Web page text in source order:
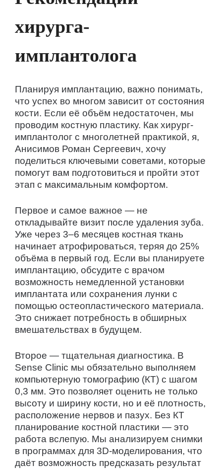
хирурга-
имплантолога
Планируя имплантацию, важно понимать,
что успех во многом зависит от состояния
кости. Если её объём недостаточен, мы
проводим костную пластику. Как хирург-
имплантолог с многолетней практикой, я,
Анисимов Роман Сергеевич, хочу
поделиться ключевыми советами, которые
помогут вам подготовиться и пройти этот
этап с максимальным комфортом.
Первое и самое важное — не
откладывайте визит после удаления зуба.
Уже через 3–6 месяцев костная ткань
начинает атрофироваться, теряя до 25%
объёма в первый год. Если вы планируете
имплантацию, обсудите с врачом
возможность немедленной установки
имплантата или сохранения лунки с
помощью остеопластического материала.
Это снижает потребность в обширных
вмешательствах в будущем.
Второе — тщательная диагностика. В
Sense Clinic мы обязательно выполняем
компьютерную томографию (КТ) с шагом
0,3 мм. Это позволяет оценить не только
высоту и ширину кости, но и её плотность,
расположение нервов и пазух. Без КТ
планирование костной пластики — это
работа вслепую. Мы анализируем снимки
в программах для 3D-моделирования, что
даёт возможность предсказать результат